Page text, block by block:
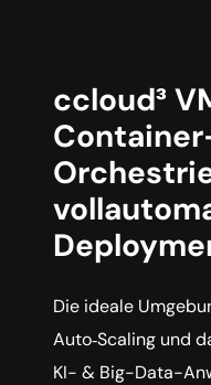
ccloud³
Die ideale
Auto‑Scaling und
KI- & Big-Data-